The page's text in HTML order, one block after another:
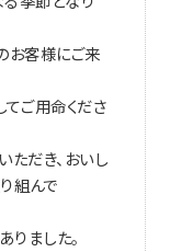
お客様にご来
てご用命くださ
ただき、おいし
組んで
ました。